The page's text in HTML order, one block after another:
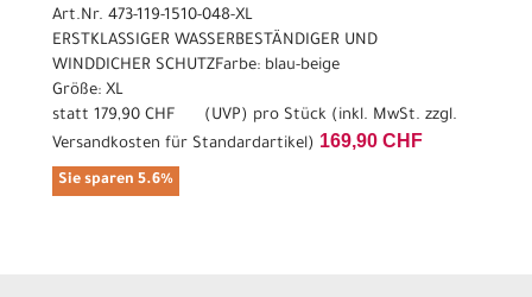
Art.Nr. 473-119-1510-048-XL
ERSTKLASSIGER WASSERBESTÄNDIGER UND
WINDDICHER SCHUTZFarbe: blau-beige
Größe: XL
statt 179,90 CHF ( UVP) pro Stück (inkl. MwSt. zzgl.
Versandkosten für Standardartikel) 169,90 CHF
Sie sparen 5.6%